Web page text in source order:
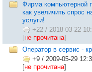
Фирма компьютерной
как увеличить спрос
услуги!
+22 / 2018-03-22
[не прочитана]
Оператор в сервис -
+9 / 2009-05-29
[не прочитана]